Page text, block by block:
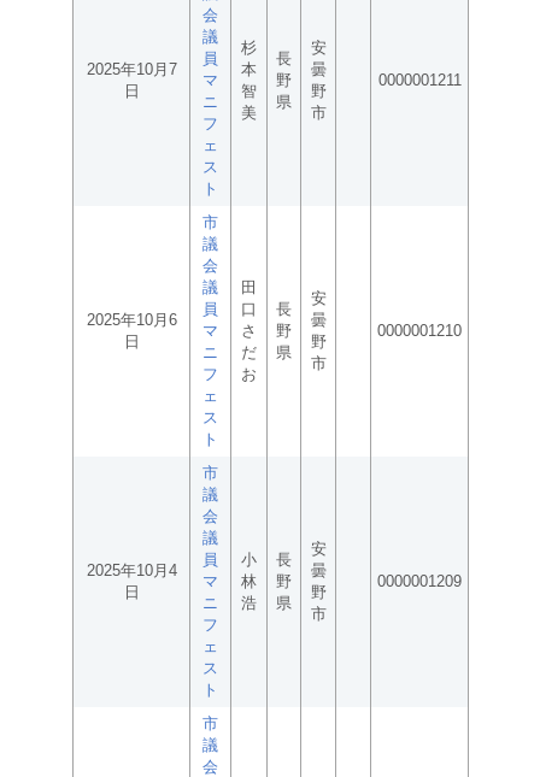
2025年10月7
日
会
議
員
マ
ニ
フ
ェ
ス
ト
杉
本
智
美
長
野
県
安
曇
野
市
0000001211
2025年10月6
日
市
議
会
議
員
マ
ニ
フ
ェ
ス
ト
田
口
さ
だ
お
長
野
県
安
曇
野
市
0000001210
2025年10月4
日
市
議
会
議
員
マ
ニ
フ
ェ
ス
ト
小
林
浩
長
野
県
安
曇
野
市
0000001209
市
議
会